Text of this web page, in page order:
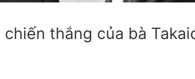
thắng của bà